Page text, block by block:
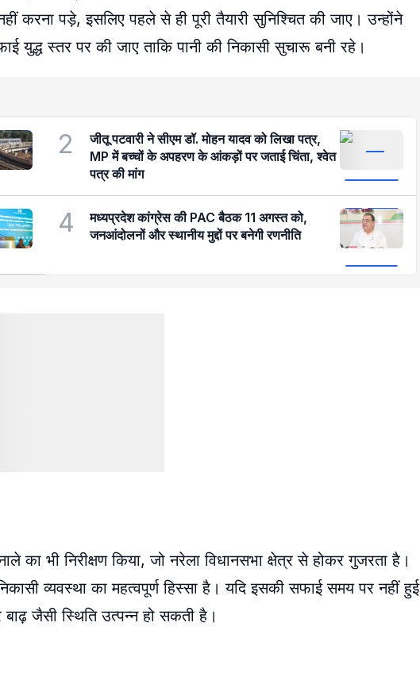
करना पड़े, इसलिए पहले से ही पूरी तैयारी सुनिश्चित की जाए। उन्होंने
युद्ध स्तर पर की जाए ताकि पानी की निकासी सुचारू बनी रहे।
2
जीतू पटवारी ने सीएम डॉ. मोहन यादव को लिखा पत्र,
MP में बच्चों के अपहरण के आंकड़ों पर जताई चिंता, श्वेत
पत्र की मांग
4
मध्यप्रदेश कांग्रेस की PAC बैठक 11 अगस्त को,
जनआंदोलनों और स्थानीय मुद्दों पर बनेगी रणनीति
का भी निरीक्षण किया, जो नरेला विधानसभा क्षेत्र से होकर गुजरता है।
व्यवस्था का महत्वपूर्ण हिस्सा है। यदि इसकी सफाई समय पर नहीं हुई
जैसी स्थिति उत्पन्न हो सकती है।